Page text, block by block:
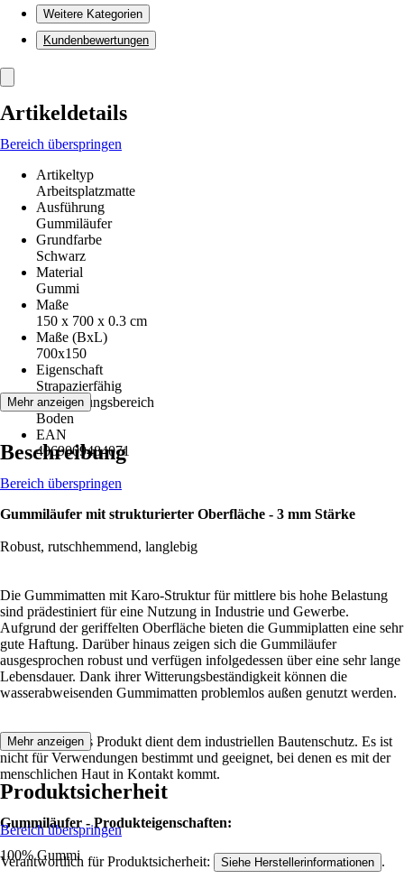
Weitere Kategorien
Kundenbewertungen
Artikeldetails
Bereich überspringen
Artikeltyp
Arbeitsplatzmatte
Ausführung
Gummiläufer
Grundfarbe
Schwarz
Material
Gummi
Maße
150 x 700 x 0.3 cm
Maße (BxL)
700x150
Eigenschaft
Strapazierfähig
Anwendungsbereich
Boden
EAN
4069009484071
Mehr anzeigen
Beschreibung
Bereich überspringen
Gummiläufer mit strukturierter Oberfläche - 3 mm Stärke
Robust, rutschhemmend, langlebig
Die Gummimatten mit Karo-Struktur für mittlere bis hohe Belastung
sind prädestiniert für eine Nutzung in Industrie und Gewerbe.
Aufgrund der geriffelten Oberfläche bieten die Gummiplatten eine sehr
gute Haftung. Darüber hinaus zeigen sich die Gummiläufer
ausgesprochen robust und verfügen infolgedessen über eine sehr lange
Lebensdauer. Dank ihrer Witterungsbeständigkeit können die
wasserabweisenden Gummimatten problemlos außen genutzt werden.
Hinweis: Dieses Produkt dient dem industriellen Bautenschutz. Es ist
nicht für Verwendungen bestimmt und geeignet, bei denen es mit der
menschlichen Haut in Kontakt kommt.
Gummiläufer - Produkteigenschaften:
100% Gummi
Mehr anzeigen
Produktsicherheit
Bereich überspringen
Verantwortlich für Produktsicherheit: Siehe Herstellerinformationen .